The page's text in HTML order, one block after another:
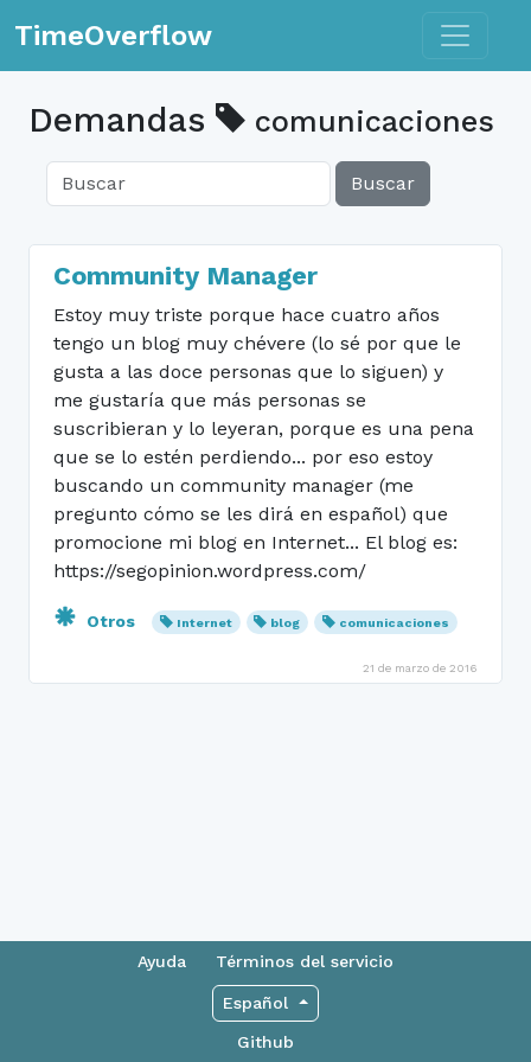
TimeOverflow Toggle
Demandas comunicaciones
Buscar
Community Manager
Estoy muy triste porque hace cuatro años
tengo un blog muy chévere (lo sé por que le
gusta a las doce personas que lo siguen) y
me gustaría que más personas se
suscribieran y lo leyeran, porque es una pena
que se lo estén perdiendo... por eso estoy
buscando un community manager (me
pregunto cómo se les dirá en español) que
promocione mi blog en Internet... El blog es:
https://segopinion.wordpress.com/
Otros Internet blog comunicaciones
21 de marzo de 2016
Ayuda Términos del servicio
Español
Github